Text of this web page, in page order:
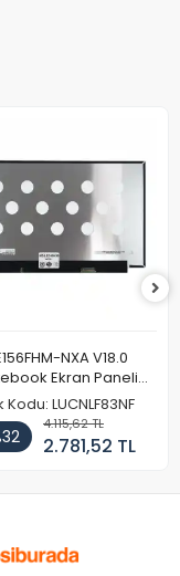
NXA V18.0
Ekran Paneli
144Hz
Kodu: LUCNLF83NF
4.115,62 TL
2.781,52 TL